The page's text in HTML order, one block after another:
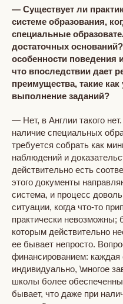
— Существует ли
системе образования,
специальные
достаточных
особенности поведения
что впоследствии дает
преимущества, такие
выполнение заданий?
— Нет, в Англии такого
наличие специальных
требуется собрать как
наблюдений и
действительно есть
этого документы
система, и процесс
ситуации, когда что-то
практически невозможны;
которым действительно
ее бывает непросто.
финансированием: каждая
индивидуально, \многое
школы более
бывает, что даже при